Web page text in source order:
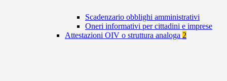
Scadenzario obblighi amministrativi
Oneri informativi per cittadini e imprese
Attestazioni OIV o struttura analoga 2